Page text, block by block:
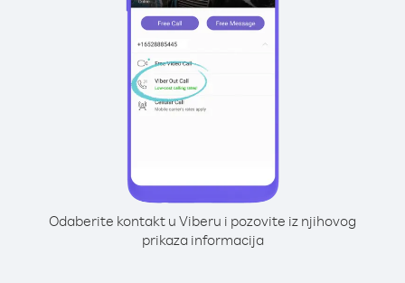
Odaberite kontakt u Viberu i pozovite iz njihovog
prikaza informacija